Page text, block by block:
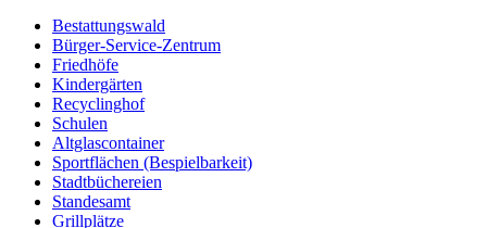
Bestattungswald
Bürger-Service-Zentrum
Friedhöfe
Kindergärten
Recyclinghof
Schulen
Altglascontainer
Sportflächen (Bespielbarkeit)
Stadtbüchereien
Standesamt
Grillplätze